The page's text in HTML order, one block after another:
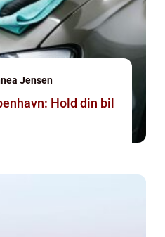
Jensen
Hold din bil